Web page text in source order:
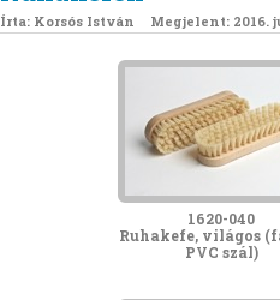
Írta: Korsós István Megjelent: 2016.
1620-040
Ruhakefe, világos
PVC szál)